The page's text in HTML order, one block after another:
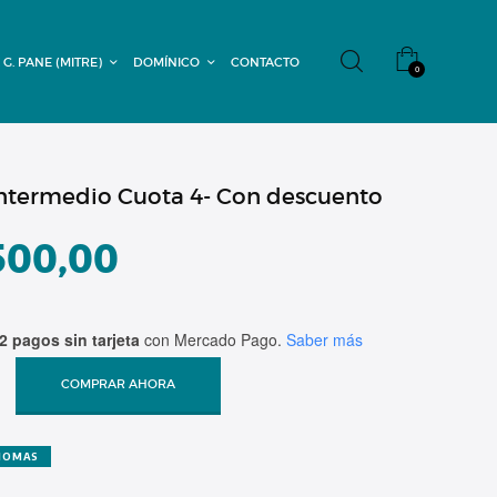
G. PANE (MITRE) DOMÍNICO CONTACTO 0
Cuota 4- Con descuento
pagos sin tarjeta con Mercado Pago. Saber más
COMPRAR AHORA